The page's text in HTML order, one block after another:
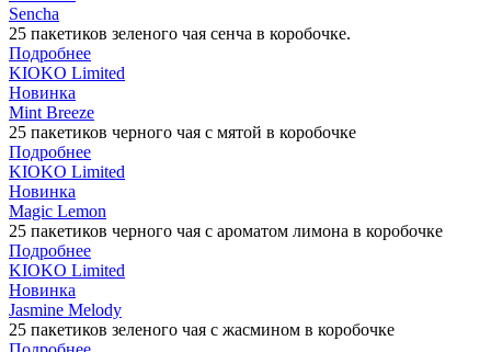
Sencha
25 пакетиков зеленого чая сенча в коробочке.
Подробнее
KIOKO Limited
Новинка
Mint Breeze
25 пакетиков черного чая с мятой в коробочке
Подробнее
KIOKO Limited
Новинка
Magic Lemon
25 пакетиков черного чая с ароматом лимона в коробочке
Подробнее
KIOKO Limited
Новинка
Jasmine Melody
25 пакетиков зеленого чая с жасмином в коробочке